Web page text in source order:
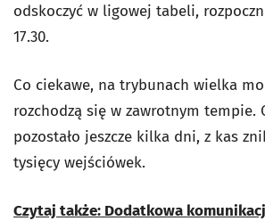
odskoczyć w ligowej tabeli,
17.30.
Co ciekawe, na trybunach wielka
rozchodzą się w zawrotnym tempie.
pozostało jeszcze kilka dni, z kas
tysięcy wejściówek.
Czytaj także: Dodatkowa